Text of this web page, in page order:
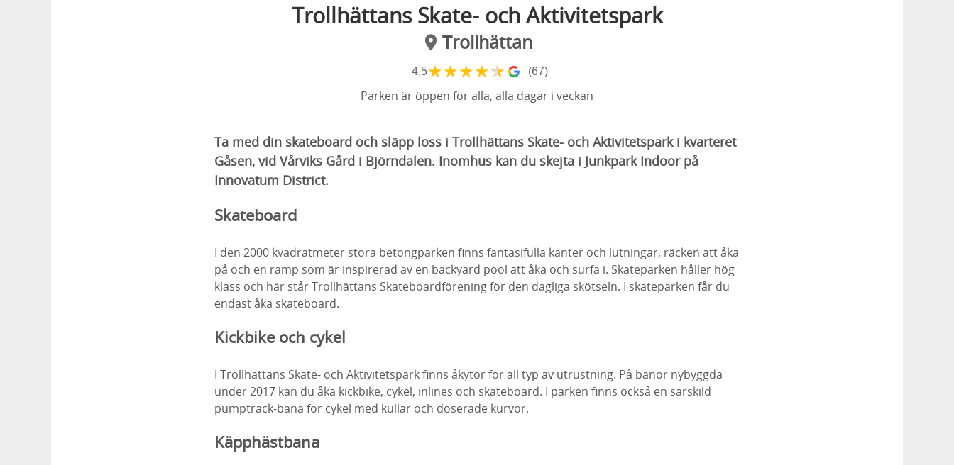
Trollhättans Skate- och Aktivitetspark
Trollhättan
4,5★★★★★ (67)
Parken är öppen för alla, alla dagar i veckan
Ta med din skateboard och släpp loss i Trollhättans Skate- och Aktivitetspark i kvarteret
Gåsen, vid Vårviks Gård i Björndalen. Inomhus kan du skejta i Junkpark Indoor på
Innovatum District.
Skateboard
I den 2000 kvadratmeter stora betongparken finns fantasifulla kanter och lutningar, räcken att åka
på och en ramp som är inspirerad av en backyard pool att åka och surfa i. Skateparken håller hög
klass och här står Trollhättans Skateboardförening för den dagliga skötseln. I skateparken får du
endast åka skateboard.
Kickbike och cykel
I Trollhättans Skate- och Aktivitetspark finns åkytor för all typ av utrustning. På banor nybyggda
under 2017 kan du åka kickbike, cykel, inlines och skateboard. I parken finns också en särskild
pumptrack-bana för cykel med kullar och doserade kurvor.
Käpphästbana